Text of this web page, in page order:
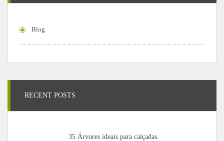
Blog
RECENT POSTS
35 Árvores ideais para calçadas.